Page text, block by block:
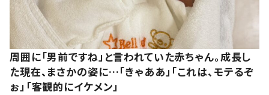
周囲に「男前ですね」と言われていた赤ちゃん。成長し
た現在、まさかの姿に…「きゃああ」「これは、モテるぞ
ぉ」「客観的にイケメン」